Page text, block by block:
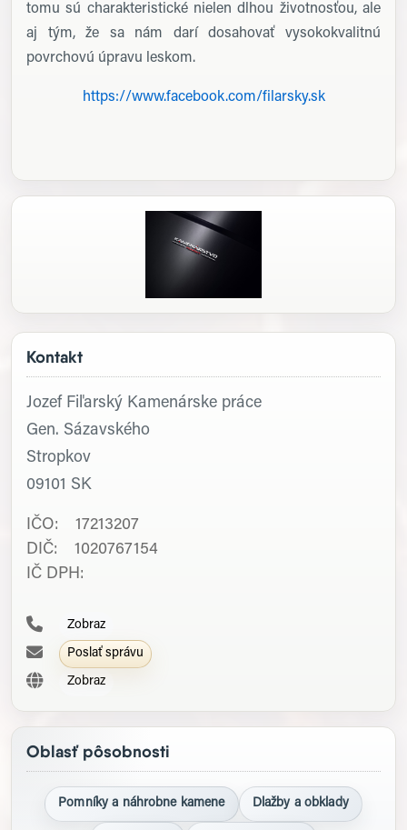
Kontakt
Jozef Fiľarský Kamenárske práce
Gen. Sázavského
Stropkov
09101 SK
IČO: 17213207
DIČ: 1020767154
IČ DPH:
Zobraz
Poslať správu
Zobraz
Oblasť pôsobnosti
Pomníky a náhrobne kamene Dlažby a obklady
tomu sú charakteristické nielen dlhou životnosťou, ale
aj tým, že sa nám darí dosahovať vysokokvalitnú
povrchovú úpravu leskom.
https://www.facebook.com/filarsky.sk